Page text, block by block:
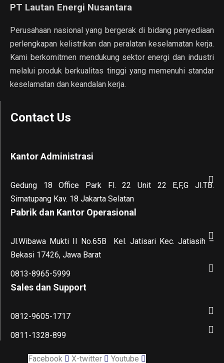
PT Lautan Energi Nusantara
Perusahaan nasional yang bergerak di bidang penyediaan
perlengkapan kelistrikan dan peralatan keselamatan kerja.
Kami berkomitmen mendukung sektor energi dan industri
melalui produk berkualitas tinggi yang memenuhi standar
keselamatan dan keandalan kerja.
Contact Us
Kantor Administrasi
Gedung 18 Office Park Fl. 22 Unit 22 E,F,G Jl.TB.
Simatupang Kav. 18 Jakarta Selatan
Pabrik dan Kantor Operasional
Jl.Wibawa Mukti II No.65B
Kel. Jatisari Kec. Jatiasih –
Bekasi 17426, Jawa Barat
0813-8965-5999
Sales dan Support
0812-9605-1717
0811-1328-899
Facebook X-twitter Youtube